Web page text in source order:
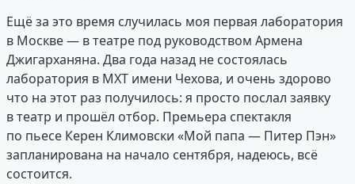
Ещё за это время случилась моя первая лаборатория
в Москве — в театре под руководством Армена
Джигарханяна. Два года назад не состоялась
лаборатория в МХТ имени Чехова, и очень здорово
что на этот раз получилось: я просто послал заявку
в театр и прошёл отбор. Премьера спектакля
по пьесе Керен Климовски «Мой папа — Питер Пэн»
запланирована на начало сентября, надеюсь, всё
состоится.